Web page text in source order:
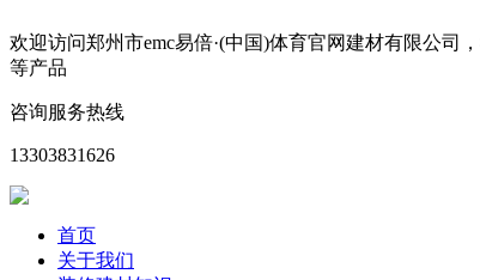
欢迎访问郑州市emc易倍·(中国)体育官网建材有限公
等产品
咨询服务热线
13303831626
首页
关于我们